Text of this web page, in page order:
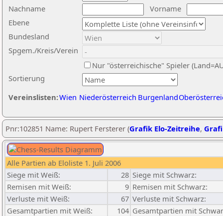
Nachname
Vorname
Ebene
Sortierung
Bundesland
Spgem./Kreis/Verein
Nur "österreichische" Spieler
Vereinslisten:Wien Niederösterreich Burgenland
Pnr:102851 Name: Rupert Fersterer (Grafik Elo-Zeitreihe,
Alle Partien ab Eloliste 1. Juli 2006
Siege mit Weiß:
28 Siege mit Schwarz:
Remisen mit Weiß:
9 Remisen mit Schwarz:
Verluste mit Weiß:
67 Verluste mit Schwarz:
Gesamtpartien mit Weiß:
104 Gesamtpartien mit